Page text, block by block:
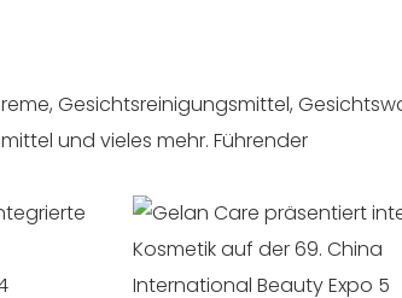
Gesichtsreinigungsmittel,
und vieles mehr. Führender